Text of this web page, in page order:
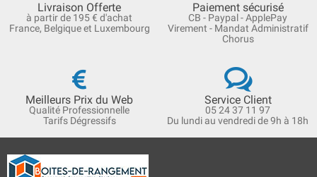
Livraison Offerte
à partir de 195 € d'achat
France, Belgique et Luxembourg
Paiement sécurisé
CB - Paypal - ApplePay
Virement - Mandat Administratif
Chorus
Meilleurs Prix du Web
Qualité Professionnelle
Tarifs Dégressifs
Service Client
05 24 37 11 97
Du lundi au vendredi de 9h à 18h